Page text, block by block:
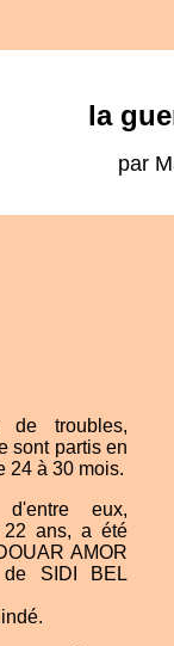
la
par
de troubles,
sont partis en
24 à 30 mois.
d'entre eux,
22 ans, a été
AMOR
SIDI BEL